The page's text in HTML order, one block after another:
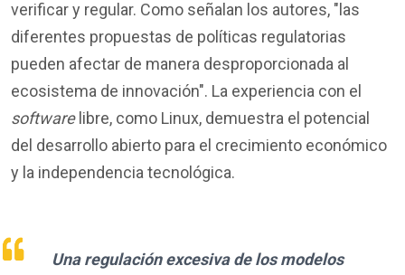
verificary regular. Como señalan los autores, "las
diferentes propuestas de políticas regulatorias
pueden afectar de manera desproporcionada al
ecosistema de innovación". La experiencia con el
software libre, como Linux, demuestra el potencial
del desarrollo abierto para el crecimiento económico
y la independencia tecnológica.
Una regulación excesiva de los modelos